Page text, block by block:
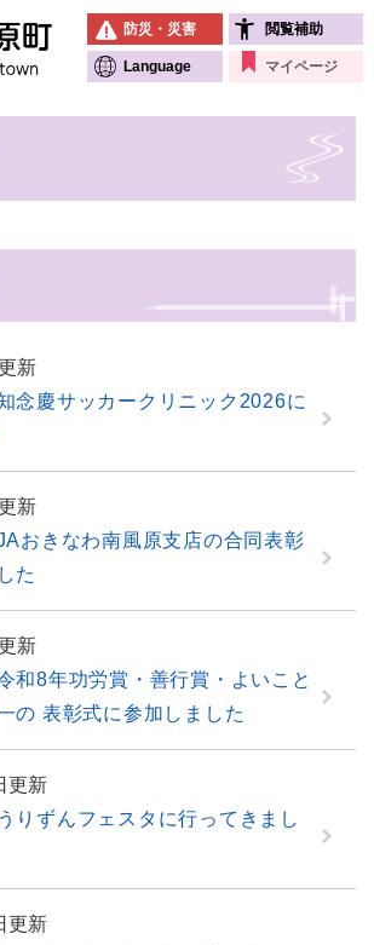
メニューを飛ばして本文へ
防災・災害 閲覧補助
Language マイページ
新
慶サッカークリニック2026に
新
おきなわ南風原支店の合同表彰
た
新
8年功労賞・善行賞・よいこと
の 表彰式に参加しました
更新
ずんフェスタに行ってきまし
更新